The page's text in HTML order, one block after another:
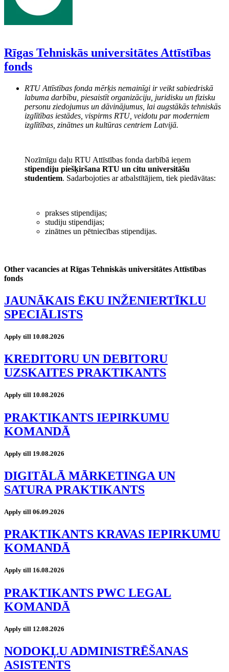
Rīgas Tehniskās universitātes Attīstības
fonds
RTU Attīstības fonda mērķis nemainīgi ir veikt sabiedriskā
labuma darbību, piesaistīt organizāciju, juridisku un fizisku
personu ziedojumus un dāvinājumus, lai augstākās tehniskās
izglītības iestādes, vispirms RTU, veidotu par moderniem
izglītības, zinātnes un kultūras centriem Latvijā.
Nozīmīgu daļu RTU Attīstības fonda darbībā ieņem
stipendiju piešķiršana RTU un citu universitāšu
studentiem. Sadarbojoties ar atbalstītājiem, tiek piedāvātas:
prakses stipendijas;
studiju stipendijas;
zinātnes un pētniecības stipendijas.
Other vacancies at Rīgas Tehniskās universitātes Attīstības
fonds
JAUNĀKAIS ĒKU INŽENIERTĪKLU
SPECIĀLISTS
Apply till 10.08.2026
KREDITORU UN DEBITORU
UZSKAITES PRAKTIKANTS
Apply till 10.08.2026
PRAKTIKANTS IEPIRKUMU
KOMANDĀ
Apply till 19.08.2026
DIGITĀLĀ MĀRKETINGA UN
SATURA PRAKTIKANTS
Apply till 06.09.2026
PRAKTIKANTS KRAVAS IEPIRKUMU
KOMANDĀ
Apply till 16.08.2026
PRAKTIKANTS PWC LEGAL
KOMANDĀ
Apply till 12.08.2026
NODOKĻU ADMINISTRĒŠANAS
ASISTENTS